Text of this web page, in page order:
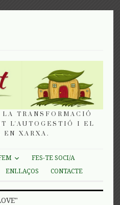
TRANSFORMACIÓ
L'AUTOGESTIÓ I EL
EN XARXA.
FES-TE SOCI/A
ENLLAÇOS CONTACTE